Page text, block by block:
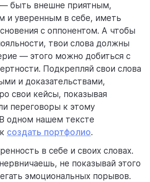
— быть внешне приятным,
и уверенным в себе, иметь
с оппонентом. А чтобы
твои слова должны
— этого можно добиться с
Подкрепляй свои слова
и доказательствами,
свои кейсы, показывая
переговоры к этому
одном нашем тексте
создать портфолио.
в себе и своих словах.
не показывай этого
эмоциональных порывов.